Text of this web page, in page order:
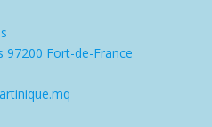
97200 Fort-de-France